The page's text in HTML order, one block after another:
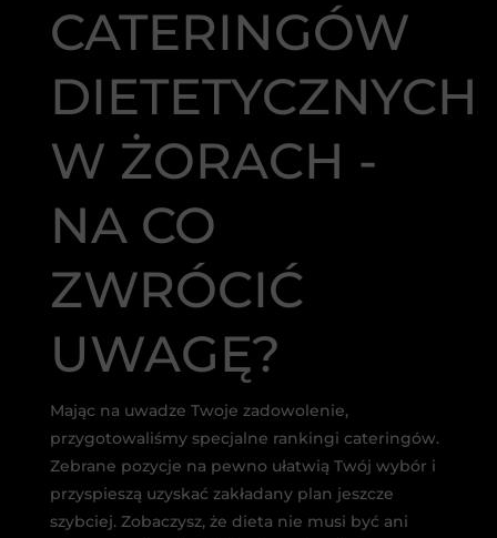
CATERINGÓW
DIETETYCZNYCH
W ŻORACH -
NA CO
ZWRÓCIĆ
UWAGĘ?
Mając na uwadze Twoje zadowolenie,
przygotowaliśmy specjalne rankingi cateringów.
Zebrane pozycje na pewno ułatwią Twój wybór i
przyspieszą uzyskać zakładany plan jeszcze
szybciej. Zobaczysz, że dieta nie musi być ani